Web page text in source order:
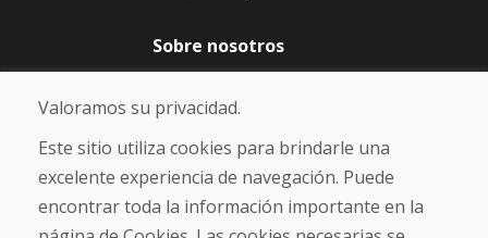
Sobre nosotros
Blog
Sobre nosotros
Comercio
Contacto
Compra
Tienda electrónica
Valoramos su privacidad.
Este sitio utiliza cookies para brindarle una
excelente experiencia de navegación. Puede
encontrar toda la información importante en la